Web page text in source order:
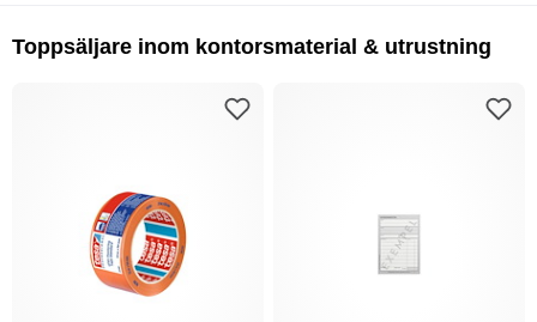
Toppsäljare inom kontorsmaterial & utrustning